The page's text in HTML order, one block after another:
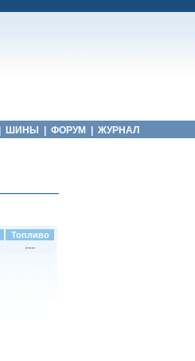
ШИНЫ ФОРУМ ЖУРНАЛ
Топливо
---